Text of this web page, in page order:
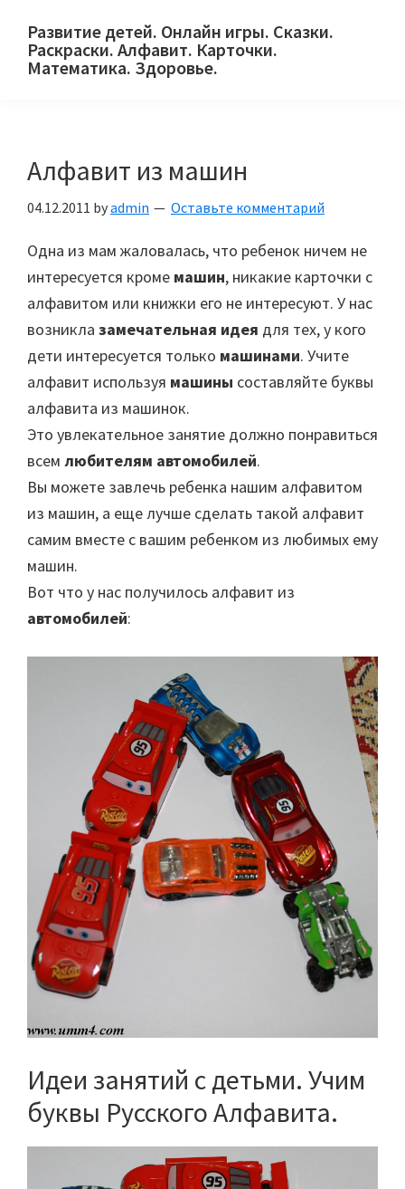
primary
main
primary
Развитие детей. Онлайн игры. Сказки.
Раскраски. Алфавит. Карточки.
Математика. Здоровье.
и
родителей.
Алфавит из машин
04.12.2011 byadmin Оставьте комментарий
Одна из мам жаловалась, что ребенок ничем не
интересуется кроме машин, никакие карточки с
алфавитом или книжки его не интересуют. У нас
возникла замечательная идея для тех, у кого
дети интересуется только машинами. Учите
алфавит используя машины составляйте буквы
алфавита из машинок.
Это увлекательное занятие должно понравиться
всем любителям автомобилей.
Вы можете завлечь ребенка нашим алфавитом
из машин, а еще лучше сделать такой алфавит
самим вместе с вашим ребенком из любимых ему
машин.
Вот что у нас получилось алфавит из
автомобилей:
Идеи занятий с детьми. Учим
буквы Русского Алфавита.